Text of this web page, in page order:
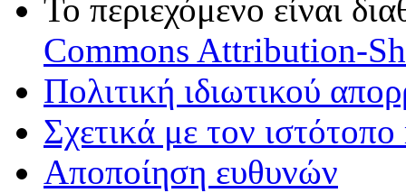
Το περιεχόμενο είναι
Commons Attribution-
Πολιτική ιδιωτικού
Σχετικά με τον
Αποποίηση ευθυνών